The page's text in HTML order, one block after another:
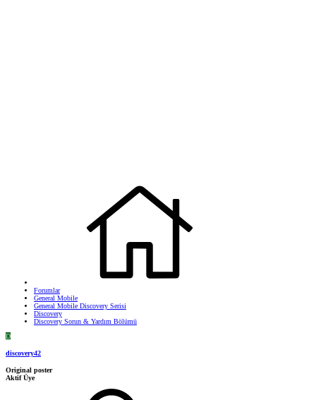
Forumlar
General Mobile
General Mobile Discovery Serisi
Discovery
Discovery Sorun & Yardım Bölümü
D
discovery42
Original poster
Aktif Üye